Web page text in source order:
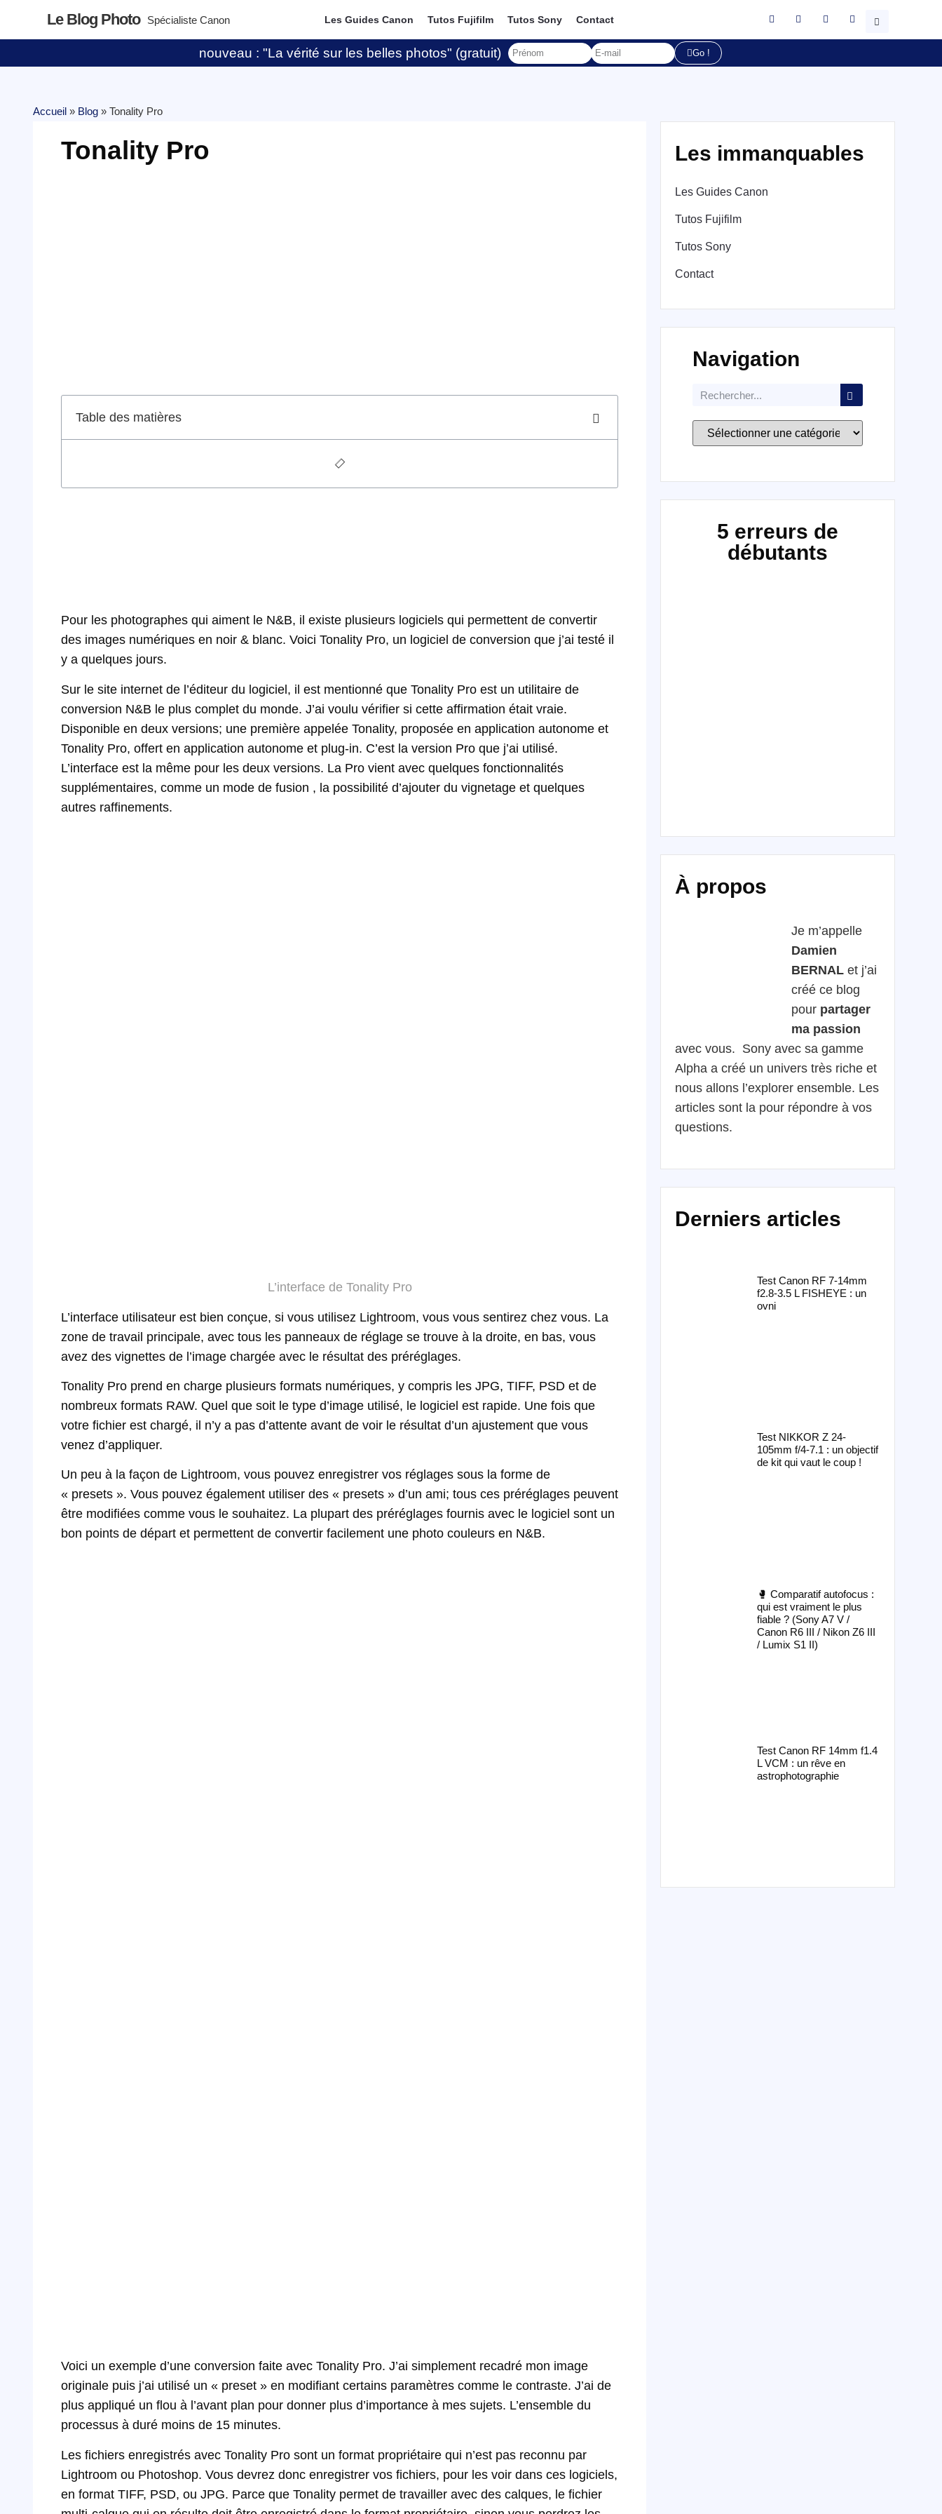
Le Blog Photo Spécialiste Canon Les Guides Canon Tutos Fujifilm Tutos Sony Contact
nouveau : "La vérité sur les belles photos" (gratuit) Go !
Accueil » Blog » Tonality Pro
Tonality Pro
Table des matières
Pour les photographes qui aiment le N&B, il existe plusieurs logiciels qui permettent de convertir
des images numériques en noir & blanc. Voici Tonality Pro, un logiciel de conversion que j’ai testé il
y a quelques jours.
Sur le site internet de l’éditeur du logiciel, il est mentionné que Tonality Pro est un utilitaire de
conversion N&B le plus complet du monde. J’ai voulu vérifier si cette affirmation était vraie.
Disponible en deux versions; une première appelée Tonality, proposée en application autonome et
Tonality Pro, offert en application autonome et plug-in. C’est la version Pro que j’ai utilisé.
L’interface est la même pour les deux versions. La Pro vient avec quelques fonctionnalités
supplémentaires, comme un mode de fusion , la possibilité d’ajouter du vignetage et quelques
autres raffinements.
L’interface de Tonality Pro
L’interface utilisateur est bien conçue, si vous utilisez Lightroom, vous vous sentirez chez vous. La
zone de travail principale, avec tous les panneaux de réglage se trouve à la droite, en bas, vous
avez des vignettes de l’image chargée avec le résultat des préréglages.
Tonality Pro prend en charge plusieurs formats numériques, y compris les JPG, TIFF, PSD et de
nombreux formats RAW. Quel que soit le type d’image utilisé, le logiciel est rapide. Une fois que
votre fichier est chargé, il n’y a pas d’attente avant de voir le résultat d’un ajustement que vous
venez d’appliquer.
Un peu à la façon de Lightroom, vous pouvez enregistrer vos réglages sous la forme de
« presets ». Vous pouvez également utiliser des « presets » d’un ami; tous ces préréglages peuvent
être modifiées comme vous le souhaitez. La plupart des préréglages fournis avec le logiciel sont un
bon points de départ et permettent de convertir facilement une photo couleurs en N&B.
Voici un exemple d’une conversion faite avec Tonality Pro. J’ai simplement recadré mon image
originale puis j’ai utilisé un « preset » en modifiant certains paramètres comme le contraste. J’ai de
plus appliqué un flou à l’avant plan pour donner plus d’importance à mes sujets. L’ensemble du
processus à duré moins de 15 minutes.
Les fichiers enregistrés avec Tonality Pro sont un format propriétaire qui n’est pas reconnu par
Lightroom ou Photoshop. Vous devrez donc enregistrer vos fichiers, pour les voir dans ces logiciels,
en format TIFF, PSD, ou JPG. Parce que Tonality permet de travailler avec des calques, le fichier
Les immanquables
Les Guides Canon
Tutos Fujifilm
Tutos Sony
Contact
Navigation
5 erreurs de
débutants
À propos
Je m’appelle
Damien
BERNAL et j’ai
créé ce blog
pour partager
ma passion
avec vous. Sony avec sa gamme
Alpha a créé un univers très riche et
nous allons l’explorer ensemble. Les
articles sont la pour répondre à vos
questions.
Derniers articles
Test Canon RF 7-14mm
f2.8-3.5 L FISHEYE : un
ovni
Test NIKKOR Z 24-
105mm f/4-7.1 : un objectif
de kit qui vaut le coup !
🥊 Comparatif autofocus :
qui est vraiment le plus
fiable ? (Sony A7 V /
Canon R6 III / Nikon Z6 III
/ Lumix S1 II)
Test Canon RF 14mm f1.4
L VCM : un rêve en
astrophotographie